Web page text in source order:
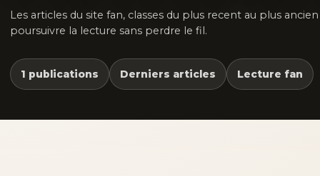
Les articles du site fan, classes du plus recent au plus
poursuivre la lecture sans perdre le fil.
1 publications Derniers articles Lecture fan